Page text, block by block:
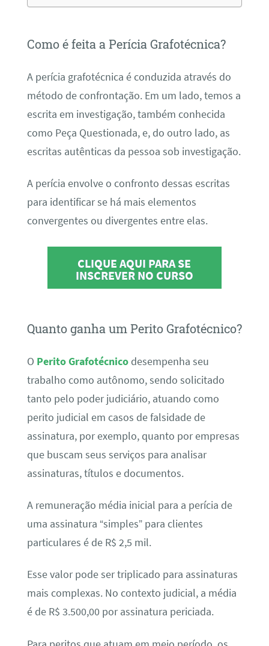
Como é feita a Perícia Grafotécnica?
A perícia grafotécnica é conduzida através do
método de confrontação. Em um lado, temos a
escrita em investigação, também conhecida
como Peça Questionada, e, do outro lado, as
escritas autênticas da pessoa sob investigação.
A perícia envolve o confronto dessas escritas
para identificar se há mais elementos
convergentes ou divergentes entre elas.
CLIQUE AQUI PARA SE
INSCREVER NO CURSO
Quanto ganha um Perito Grafotécnico?
O Perito Grafotécnicodesempenha seu
trabalho como autônomo, sendo solicitado
tanto pelo poder judiciário, atuando como
perito judicial em casos de falsidade de
assinatura, por exemplo, quanto por empresas
que buscam seus serviços para analisar
assinaturas, títulos e documentos.
A remuneração média inicial para a perícia de
uma assinatura “simples” para clientes
particulares é de R$ 2,5 mil.
Esse valor pode ser triplicado para assinaturas
mais complexas. No contexto judicial, a média
é de R$ 3.500,00 por assinatura periciada.